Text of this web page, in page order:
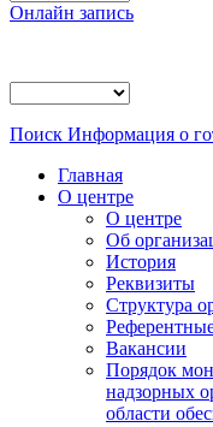
Онлайн запись
Поиск Информация о
Главная
О центре
О центре
Об
История
Реквизиты
Структура
Вакансии
Порядок
надзорных
области